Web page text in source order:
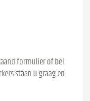
formulier of bel
staan u graag en